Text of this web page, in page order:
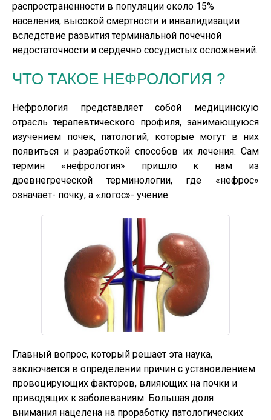
реабилитация
Как диагностируется нефроптоз,
основные признаки и виды опущения
почек
Мочекаменная болезнь
распространенности в популяции около 15%
населения, высокой смертности и инвалидизации
вследствие развития терминальной почечной
недостаточности и сердечно сосудистых осложнений.
ЧТО ТАКОЕ НЕФРОЛОГИЯ ?
Нефрология представляет собой медицинскую
отрасль терапевтического профиля, занимающуюся
изучением почек, патологий, которые могут в них
появиться и разработкой способов их лечения. Сам
термин «нефрология» пришло к нам из
древнегреческой терминологии, где «нефрос»
означает- почку, а «логос»- учение.
Главный вопрос, который решает эта наука,
заключается в определении причин с установлением
провоцирующих факторов, влияющих на почки и
приводящих к заболеваниям. Большая доля
внимания нацелена на проработку патологических